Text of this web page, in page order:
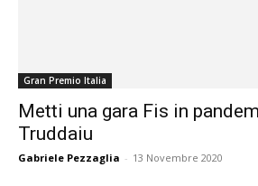
Gran Premio Italia
Metti una gara Fis in
Truddaiu
Gabriele Pezzaglia - 13 Novembre 2020